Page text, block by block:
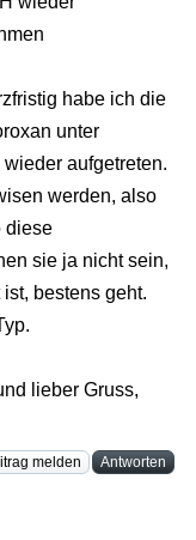
habe ich die
unter
aufgetreten.
werden, also
diese
sie ja nicht sein,
bestens geht.
lieber Gruss,
melden Antworten